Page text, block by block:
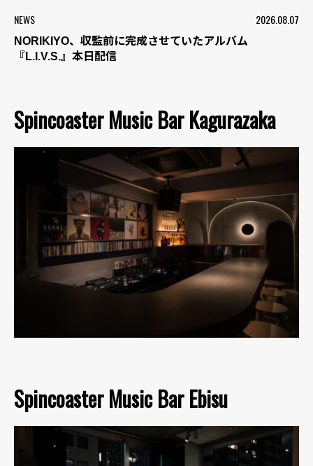
NEWS 2026.08.07
NORIKIYO、収監前に完成させていたアルバム
『L.I.V.S.』本日配信
Spincoaster Music Bar Kagurazaka
Spincoaster Music Bar Ebisu